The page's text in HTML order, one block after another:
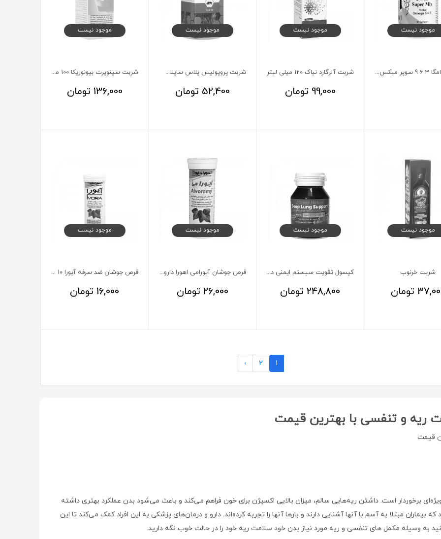
موجود نیست
کپسول امگا 3 6 9 سوپر میکس آنتی ایجینگ 90 عدد
موجود نیست
شربت آلرگارد نیاک 120 میلی لیتر
99,000 تومان
موجود نیست
شربت پروپولیس پلاس ساپلاس مدز 120 میلی لیتر
52,400 تومان
موجود نیست
شربت سینوپرت بیونوریکا 100 میلی لیتر
136,000 تومان
موجود نیست
شربت خرنوب
تومان
موجود نیست
کپسول تقویت سیستم ایمنی دیپ لانگ ساپورت
248,800تومان
موجود نیست
قرص جوشان آیورامی اهورا دارو 10 عددی
26,000 تومان
موجود نیست
قرص جوشان ضد سرفه آیورا 10 عددی
16,000 تومان
1
2
›
ریه و تنفسی با بهترین قیمت
قیمت
برخوردار است. داشتن ریه‌هایی سالم، ميزان بالایی اكسيژن برای خون فراهم می‌كند و باعث می‌شود بدن عملکرد بهتری داشته
مبتلا به آسم با آنها آشنایی دارند و بارها آنها را تجربه کرده‌اند. دارو و درمان‌های پزشکی به این افراد کمک می‌کند تا این
به وسیله مکمل های تنفسی و ریه مورد نیاز بدن خود سلامت ریه خود را در حالت خوب نگه دارید.